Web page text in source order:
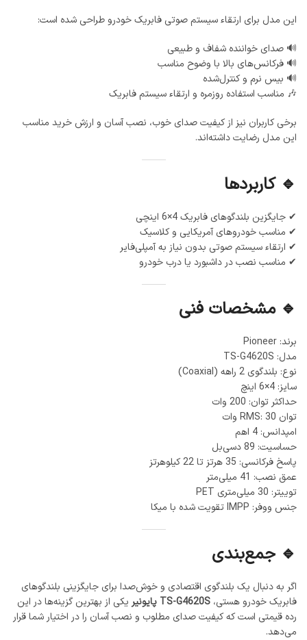
این مدل برای ارتقاء سیستم صوتی فابریک خودرو طراحی شده است:
🔊 صدای خواننده شفاف و طبیعی
🔊 فرکانس‌های بالا با وضوح مناسب
🔊 بیس نرم و کنترل‌شده
🎶 مناسب استفاده روزمره و ارتقاء سیستم فابریک
برخی کاربران نیز از کیفیت صدای خوب، نصب آسان و ارزش خرید مناسب
این مدل رضایت داشته‌اند.
🔹 کاربردها
✔ جایگزین بلندگوهای فابریک 4×6 اینچی
✔ مناسب خودروهای آمریکایی و کلاسیک
✔ ارتقاء سیستم صوتی بدون نیاز به آمپلی‌فایر
✔ مناسب نصب در داشبورد یا درب خودرو
🔹 مشخصات فنی
برند: Pioneer
مدل: TS-G4620S
نوع: بلندگوی 2 راهه (Coaxial)
سایز: 4×6 اینچ
حداکثر توان: 200 وات
توان RMS: 30 وات
امپدانس: 4 اهم
حساسیت: 89 دسی‌بل
پاسخ فرکانسی: 35 هرتز تا 22 کیلوهرتز
عمق نصب: 41 میلی‌متر
توییتر: 30 میلی‌متری PET
جنس ووفر: IMPP تقویت شده با میکا
🔹 جمع‌بندی
اگر به دنبال یک بلندگوی اقتصادی و خوش‌صدا برای جایگزینی بلندگوهای
فابریک خودرو هستی، TS-G4620S پایونیر
یکی از بهترین گزینه‌ها در این
رده قیمتی است که کیفیت صدای مطلوب و نصب آسان را در اختیار شما قرار
می‌دهد.